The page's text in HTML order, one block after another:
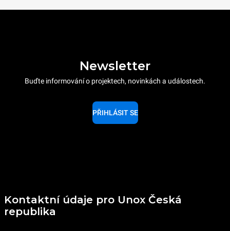
Newsletter
Buďte informování o projektech, novinkách a událostech.
PŘIHLÁSIT SE
Kontaktní údaje pro Unox Česká
republika